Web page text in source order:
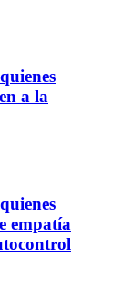
a la
empatía